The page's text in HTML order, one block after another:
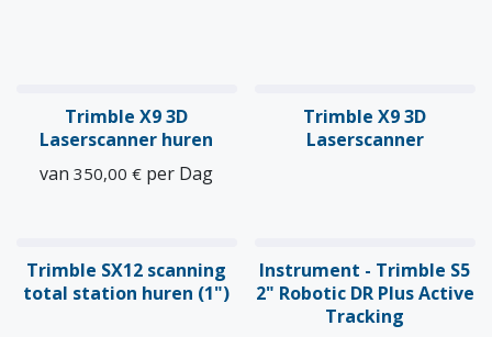
Trimble X9 3D
Laserscanner huren
van 350,00 € per Dag
Trimble X9 3D
Laserscanner
Trimble SX12 scanning
total station huren (1")
Instrument - Trimble S5
2" Robotic DR Plus Active
Tracking